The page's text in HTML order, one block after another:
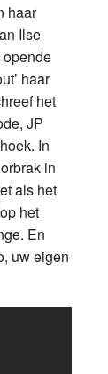
haar
Ilse
opende
haar
het
JP
In
in
als het
het
En
uw eigen